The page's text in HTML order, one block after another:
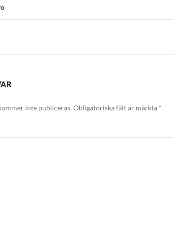
inte publiceras. Obligatoriska fält är märkta *